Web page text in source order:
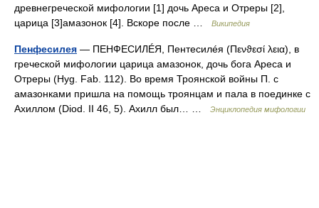
древнегреческой мифологии [1] дочь Ареса и Отреры [2],
царица [3]амазонок [4]. Вскоре после …
Википедия
Пенфесилея — ПЕНФЕСИЛÉЯ, Пентесилéя (Пενϑεσί λεια), в
греческой мифологии царица амазонок, дочь бога Ареса и
Отреры (Hyg. Fab. 112). Во время Троянской войны П. с
амазонками пришла на помощь троянцам и пала в поединке с
Ахиллом (Diod. II 46, 5). Ахилл был… …
Энциклопедия мифологии